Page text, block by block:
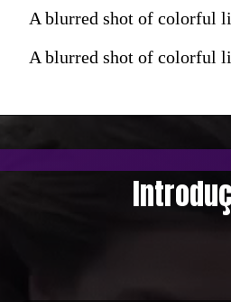
A blurred shot of colorful
A blurred shot of colorful